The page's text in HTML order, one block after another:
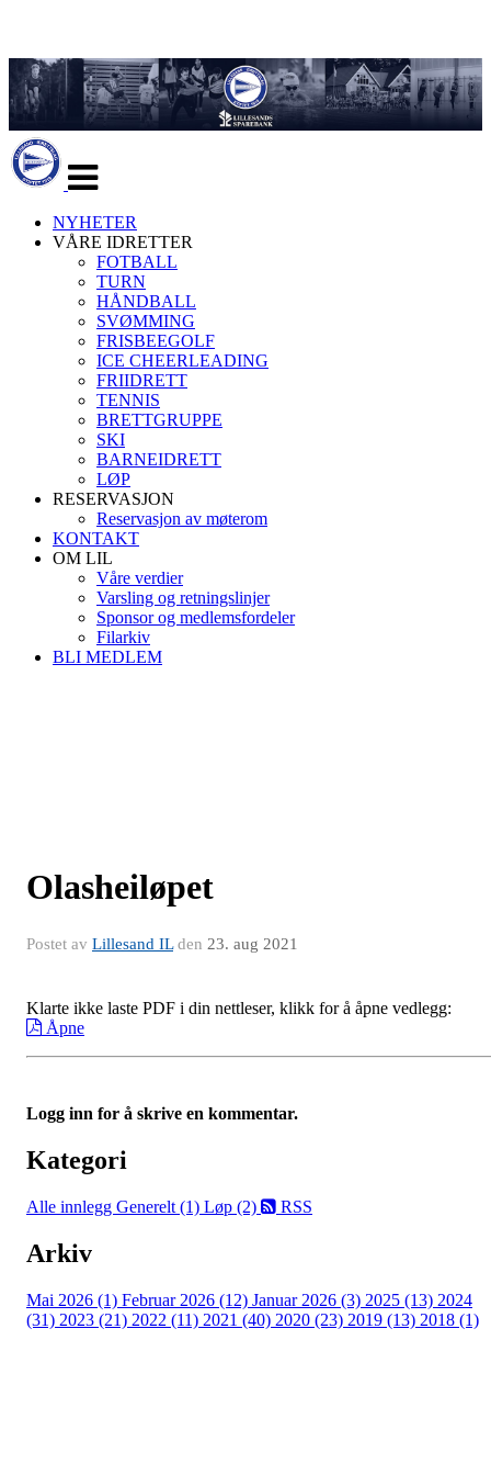
navigasjon
NYHETER
VÅRE IDRETTER
FOTBALL
TURN
HÅNDBALL
SVØMMING
FRISBEEGOLF
ICE CHEERLEADING
FRIIDRETT
TENNIS
BRETTGRUPPE
SKI
BARNEIDRETT
LØP
RESERVASJON
Reservasjon av møterom
KONTAKT
OM LIL
Våre verdier
Varsling og retningslinjer
Sponsor og medlemsfordeler
Filarkiv
BLI MEDLEM
Olasheiløpet
Postet av Lillesand ILden 23. aug 2021
Klarte ikke laste PDF i din nettleser, klikk for å åpne vedlegg:
Åpne
Logg inn for å skrive en kommentar.
Kategori
Alle innlegg Generelt (1) Løp (2) RSS
Arkiv
Mai 2026 (1) Februar 2026 (12) Januar 2026 (3) 2025 (13) 2024
(31) 2023 (21) 2022 (11) 2021 (40) 2020 (23) 2019 (13) 2018 (1)